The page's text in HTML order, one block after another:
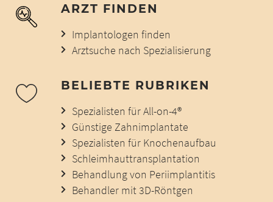
ARZT FINDEN
Implantologen finden
Arztsuche nach Spezialisierung
BELIEBTE RUBRIKEN
Spezialisten für All-on-4®
Günstige Zahnimplantate
Spezialisten für Knochenaufbau
Schleimhauttransplantation
Behandlung von Periimplantitis
Behandler mit 3D-Röntgen